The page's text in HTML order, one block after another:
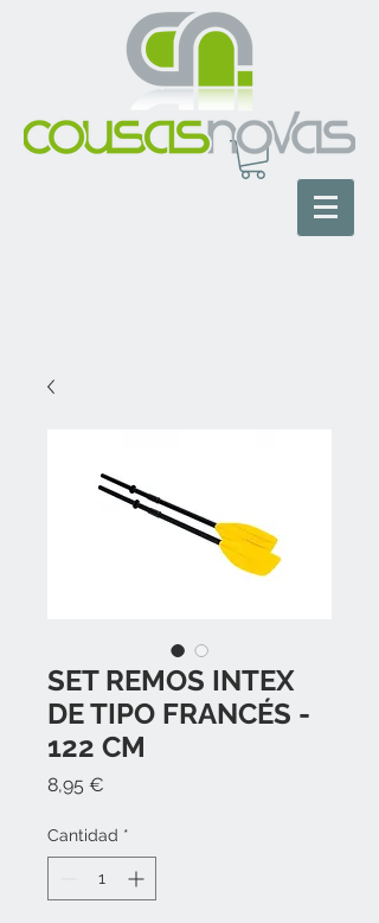
SET REMOS INTEX
DE TIPO FRANCÉS -
122 CM
8,95 €
Cantidad *